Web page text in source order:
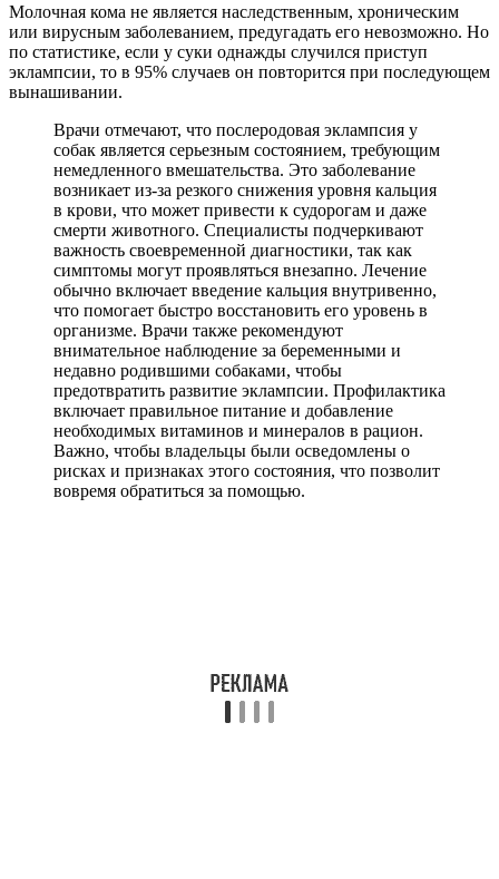
Молочная кома не является наследственным, хроническим
или вирусным заболеванием, предугадать его невозможно. Но
по статистике, если у суки однажды случился приступ
эклампсии, то в 95% случаев он повторится при последующем
вынашивании.
Врачи отмечают, что послеродовая эклампсия у
собак является серьезным состоянием, требующим
немедленного вмешательства. Это заболевание
возникает из-за резкого снижения уровня кальция
в крови, что может привести к судорогам и даже
смерти животного. Специалисты подчеркивают
важность своевременной диагностики, так как
симптомы могут проявляться внезапно. Лечение
обычно включает введение кальция внутривенно,
что помогает быстро восстановить его уровень в
организме. Врачи также рекомендуют
внимательное наблюдение за беременными и
недавно родившими собаками, чтобы
предотвратить развитие эклампсии. Профилактика
включает правильное питание и добавление
необходимых витаминов и минералов в рацион.
Важно, чтобы владельцы были осведомлены о
рисках и признаках этого состояния, что позволит
вовремя обратиться за помощью.